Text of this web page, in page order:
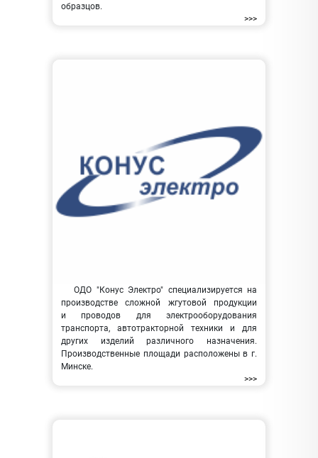
образцов.
>>>
ОДО "Конус Электро" специализируется на
производстве сложной жгутовой продукции
и проводов для электрооборудования
транспорта, автотракторной техники и для
других изделий различного назначения.
Производственные площади расположены в г.
Минске.
>>>